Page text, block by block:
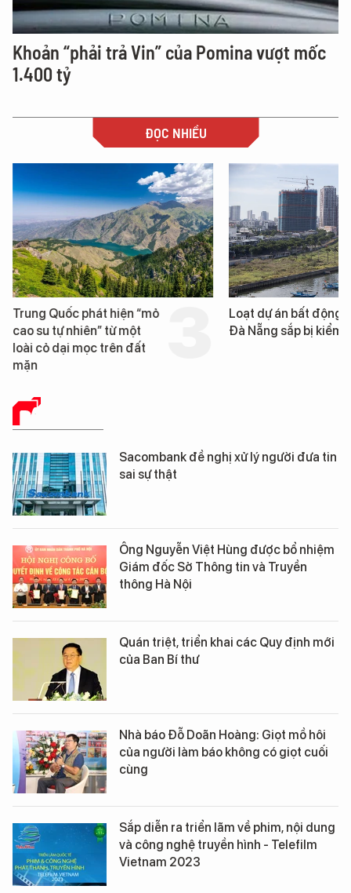
Khoản “phải trả Vin” của Pomina vượt mốc
1.400 tỷ
ĐỌC NHIỀU
Trung Quốc phát hiện “mỏ
cao su tự nhiên” từ một
loài cỏ dại mọc trên đất
mặn
Loạt dự án bất động
Đà Nẵng sắp bị kiểm
BÁO CHÍ SỐ
Sacombank đề nghị xử lý người đưa tin
sai sự thật
Ông Nguyễn Việt Hùng được bổ nhiệm
Giám đốc Sở Thông tin và Truyền
thông Hà Nội
Quán triệt, triển khai các Quy định mới
của Ban Bí thư
Nhà báo Đỗ Doãn Hoàng: Giọt mồ hôi
của người làm báo không có giọt cuối
cùng
Sắp diễn ra triển lãm về phim, nội dung
và công nghệ truyền hình - Telefilm
Vietnam 2023